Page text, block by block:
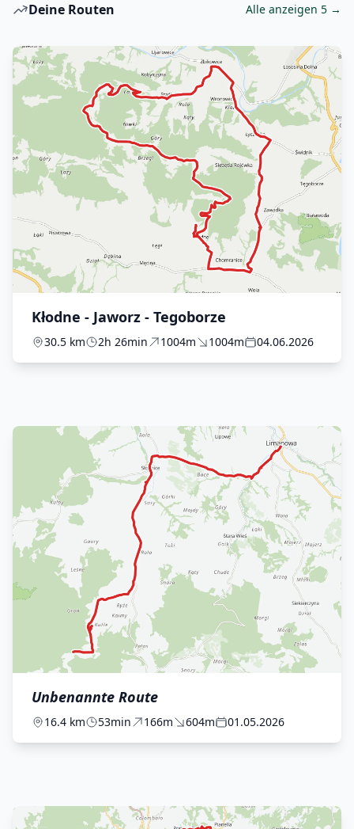
Deine Routen Alle anzeigen 5 →
Kłodne - Jaworz - Tegoborze
30.5 km 2h 26min 1004m 1004m 04.06.2026
Unbenannte Route
16.4 km 53min 166m 604m 01.05.2026